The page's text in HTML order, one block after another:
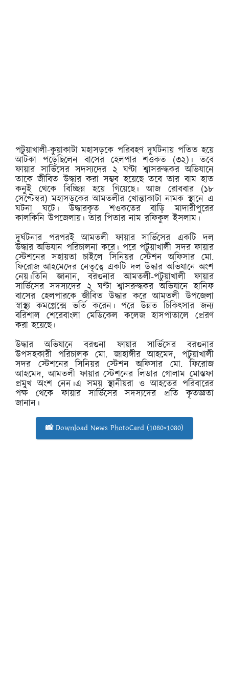
পটুয়াখালী-কুয়াকাটা মহাসড়কে পরিবহণ দুর্ঘটনায় পতিত হয়ে
আটকা পড়েছিলেন বাসের হেলপার শওকত (৩২)। তবে
ফায়ার সার্ভিসের সদস্যদের ২ ঘণ্টা শ্বাসরুদ্ধকর অভিযানে
তাকে জীবিত উদ্ধার করা সম্ভব হয়েছে তবে তার বাম হাত
কনুই থেকে বিচ্ছিন্ন হয়ে গিয়েছে। আজ রোববার (১৮
সেপ্টেম্বর) মহাসড়কের আমতলীর খোন্তাকাটা নামক স্থানে এ
ঘটনা ঘটে। উদ্ধারকৃত শওকতের বাড়ি মাদারীপুরের
কালকিনি উপজেলায়। তার পিতার নাম রফিকুল ইসলাম।
দুর্ঘটনার পরপরই আমতলী ফায়ার সার্ভিসের একটি দল
উদ্ধার অভিযান পরিচালনা করে। পরে পটুয়াখালী সদর ফায়ার
স্টেশনের সহায়তা চাইলে সিনিয়র স্টেশন অফিসার মো.
ফিরোজ আহমেদের নেতৃত্বে একটি দল উদ্ধার অভিযানে অংশ
নেয়।তিনি জানান, বরগুনার আমতলী-পটুয়াখালী ফায়ার
সার্ভিসের সদস্যদের ২ ঘণ্টা শ্বাসরুদ্ধকর অভিযানে হানিফ
বাসের হেলপারকে জীবিত উদ্ধার করে আমতলী উপজেলা
স্বাস্থ্য কমপ্লেক্সে ভর্তি করেন। পরে উন্নত চিকিৎসার জন্য
বরিশাল শেরেবাংলা মেডিকেল কলেজ হাসপাতালে প্রেরণ
করা হয়েছে।
উদ্ধার অভিযানে বরগুনা ফায়ার সার্ভিসের বরগুনার
উপসহকারী পরিচালক মো. জাহাঙ্গীর আহমেদ, পটুয়াখালী
সদর স্টেশনের সিনিয়র স্টেশন অফিসার মো. ফিরোজ
আহমেদ, আমতলী ফায়ার স্টেশনের লিডার গোলাম মোস্তফা
প্রমুখ অংশ নেন।এ সময় স্থানীয়রা ও আহতের পরিবারের
পক্ষ থেকে ফায়ার সার্ভিসের সদস্যদের প্রতি কৃতজ্ঞতা
জানান।
📸 Download News PhotoCard (1080×1080)